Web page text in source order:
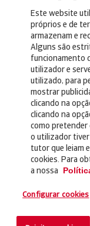
© Copyright 2026,
Aviso Legal
Política de Privacidad
RGPD
Política de Cookies
Seguros
Noticias
Este website
próprios e de
armazenam e
Alguns são
funcionamento
utilizador e
utilizado, para
mostrar
clicando na
clicando na
como pretender
o utilizador tiver
tutor que leiam
cookies. Para
a nossa
Configurar cookies